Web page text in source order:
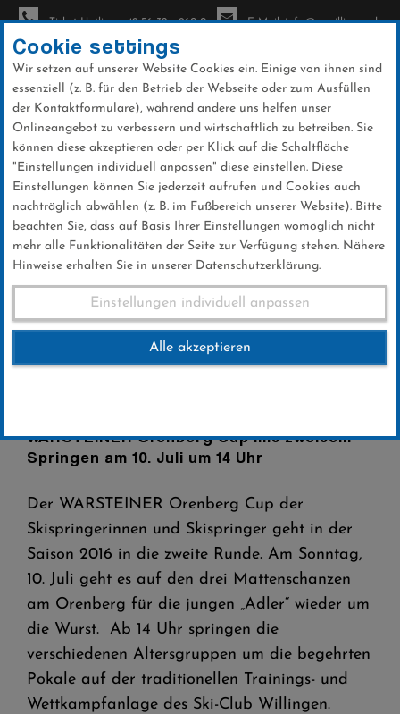
Direkt
zum
Inhalt
Ticket-Hotline: +49 56 32 - 960-0 E-Mail: info@sc-willingen.de
Warsteiner Orenberg Cup 2016
Warsteiner Orenberg Cup
2016
WARSTEINER Orenberg Cup mit zweitem
Springen am 10. Juli um 14 Uhr
Der WARSTEINER Orenberg Cup der
Skispringerinnen und Skispringer geht in der
Saison 2016 in die zweite Runde. Am Sonntag,
10. Juli geht es auf den drei Mattenschanzen
am Orenberg für die jungen „Adler“ wieder um
die Wurst. Ab 14 Uhr springen die
verschiedenen Altersgruppen um die begehrten
Pokale auf der traditionellen Trainings- und
Wettkampfanlage des Ski-Club Willingen.
Cookie settings
Wir setzen auf unserer Website Cookies ein. Einige von ihnen sind
essenziell (z. B. für den Betrieb der Webseite oder zum Ausfüllen
der Kontaktformulare), während andere uns helfen unser
Onlineangebot zu verbessern und wirtschaftlich zu betreiben. Sie
können diese akzeptieren oder per Klick auf die Schaltfläche
"Einstellungen individuell anpassen" diese einstellen. Diese
Einstellungen können Sie jederzeit aufrufen und Cookies auch
nachträglich abwählen (z. B. im Fußbereich unserer Website). Bitte
beachten Sie, dass auf Basis Ihrer Einstellungen womöglich nicht
mehr alle Funktionalitäten der Seite zur Verfügung stehen. Nähere
Hinweise erhalten Sie in unserer Datenschutzerklärung.
Einstellungen individuell anpassen
Alle akzeptieren